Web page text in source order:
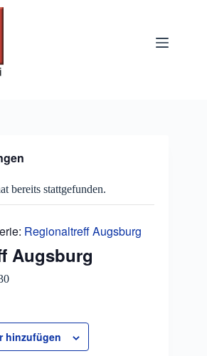
bereits stattgefunden.
Regionaltreff Augsburg
Augsburg
hinzufügen